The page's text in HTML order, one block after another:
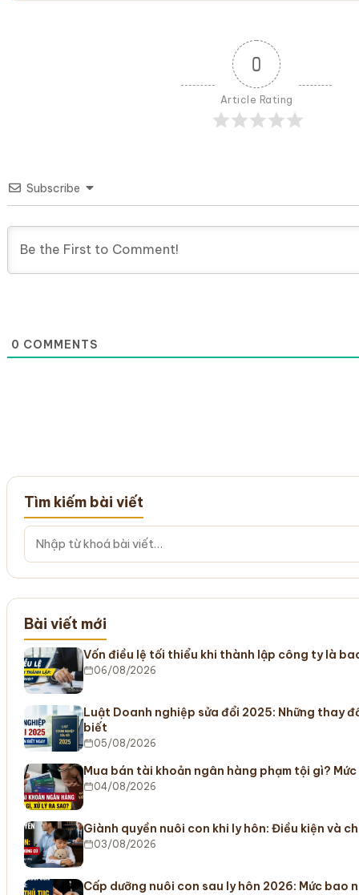
0
Article Rating
Subscribe
0 COMMENTS
Tìm kiếm bài viết
Bài viết mới
Vốn điều lệ tối thiểu khi thành lập công ty là
06/08/2026
Luật Doanh nghiệp sửa đổi 2025: Những thay
biết
05/08/2026
Mua bán tài khoản ngân hàng phạm tội gì?
04/08/2026
Giành quyền nuôi con khi ly hôn: Điều kiện và
03/08/2026
Cấp dưỡng nuôi con sau ly hôn 2026: Mức bao